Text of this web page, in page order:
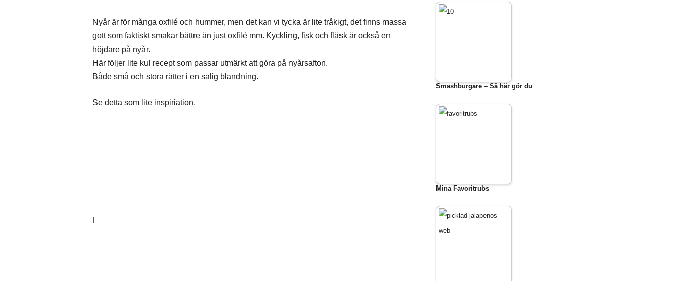
Nyår är för många oxfilé och hummer, men det kan vi tycka är lite tråkigt, det finns massa
gott som faktiskt smakar bättre än just oxfilé mm. Kyckling, fisk och fläsk är också en
höjdare på nyår.
Här följer lite kul recept som passar utmärkt att göra på nyårsafton.
Både små och stora rätter i en salig blandning.
Se detta som lite inspiriation.
]
Smashburgare – Så här gör du
Mina Favoritrubs